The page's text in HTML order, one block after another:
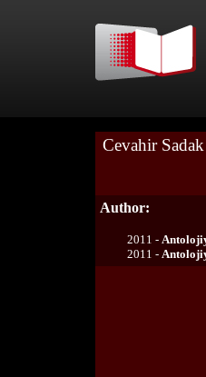
Cevahir
Author:
2011 -
2011 -